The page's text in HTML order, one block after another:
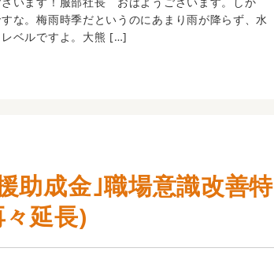
な。梅雨時季だというのにあまり雨が降らず、水
ベルですよ。大熊 […]
助成金｣職場意識改善特
延長)